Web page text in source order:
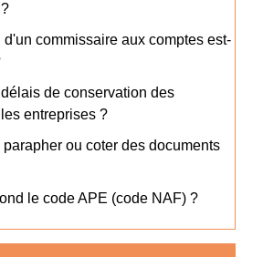
d'un commissaire aux comptes est-
de conservation des
entreprises ?
ou coter des documents
le code APE (code NAF) ?